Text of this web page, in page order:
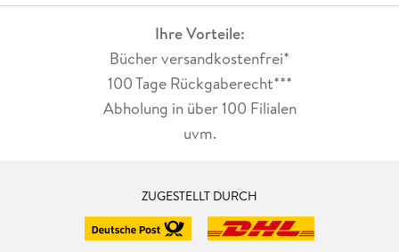
Ihre Vorteile:
Bücher versandkostenfrei*
100 Tage Rückgaberecht***
Abholung in über 100 Filialen
uvm.
ZUGESTELLT DURCH